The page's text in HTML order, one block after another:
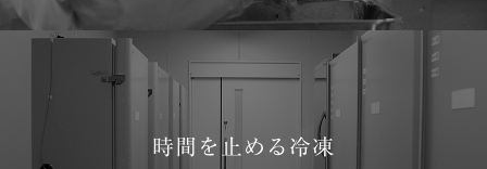
時間を止める冷凍